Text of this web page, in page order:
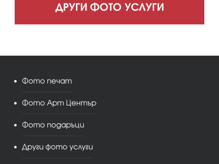
ДРУГИ ФОТО УСЛУГИ
Фото печат
Фото Арт Център
Фото подаръци
Други фото услуги